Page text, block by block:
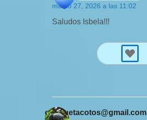
marzo 27, 2026 a las 11:02
Saludos Isbela!!!
enriquetacotos@gmail.com